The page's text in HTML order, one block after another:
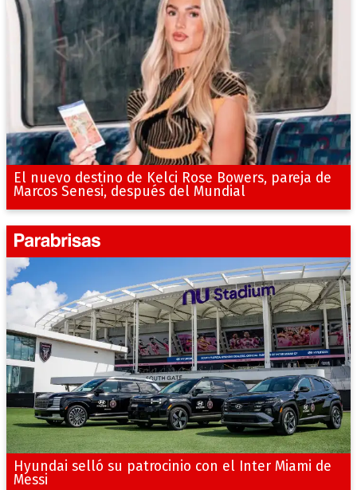
El nuevo destino de Kelci Rose Bowers, pareja de
Marcos Senesi, después del Mundial
Hyundai selló su patrocinio con el Inter Miami de
Messi